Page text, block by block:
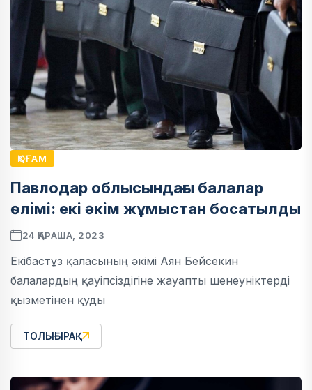
ҚОҒАМ
Павлодар облысындағы балалар
өлімі: екі әкім жұмыстан босатылды
24 ҚАРАША, 2023
Екібастұз қаласының әкімі Аян Бейсекин
балалардың қауіпсіздігіне жауапты шенеуніктерді
қызметінен қуды
ТОЛЫҒЫРАҚ